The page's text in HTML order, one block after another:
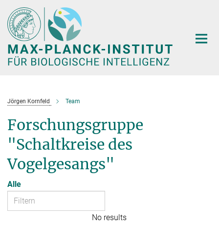
Hauptinhalt
Jörgen Kornfeld Team
Forschungsgruppe
"Schaltkreise des
Vogelgesangs"
Alle
No results